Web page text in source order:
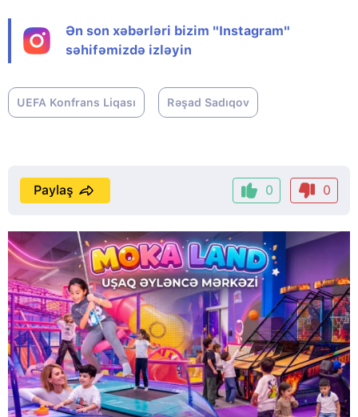
Ən son xəbərləri bizim "Instagram"
səhifəmizdə izləyin
UEFA Konfrans Liqası Rəşad Sadıqov
0 0
Paylaş